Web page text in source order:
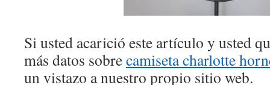
Si usted acarició este artículo y usted
más datos sobrecamiseta charlotte
un vistazo a nuestro propio sitio web.